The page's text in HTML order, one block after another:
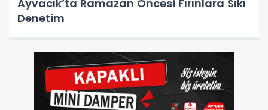
Ayvacık’ta Ramazan Öncesi Fırınlara Sıkı
Denetim